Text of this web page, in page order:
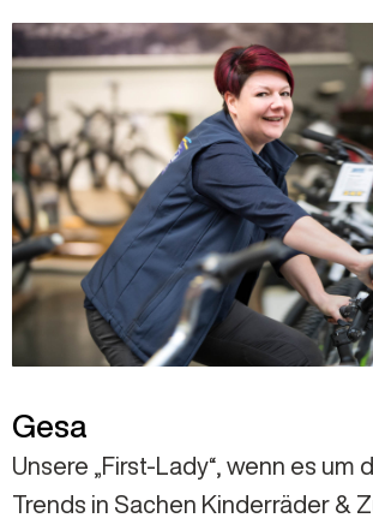
Gesa
Unsere „First-Lady“, wenn es um
Trends in Sachen Kinderräder &